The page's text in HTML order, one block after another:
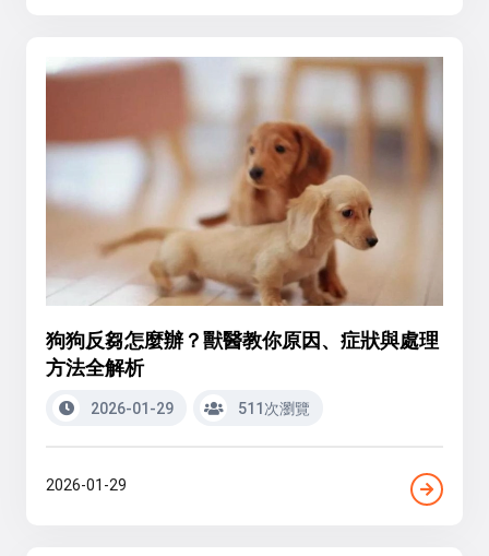
狗狗反芻怎麼辦？獸醫教你原因、症狀與處理
方法全解析
2026-01-29 511次瀏覽
2026-01-29